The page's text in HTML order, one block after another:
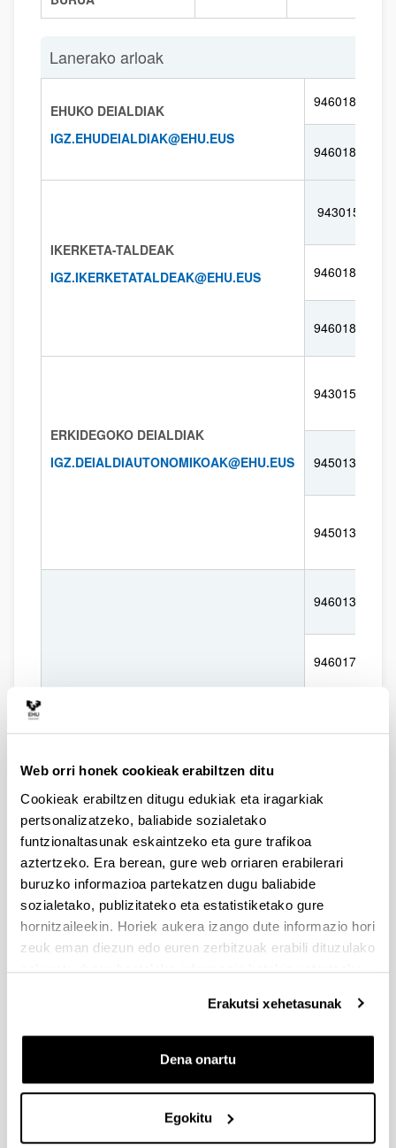
Web orri honek cookieak erabiltzen ditu
Cookieak erabiltzen ditugu edukiak eta iragarkiak
pertsonalizatzeko, baliabide sozialetako
funtzionaltasunak eskaintzeko eta gure trafikoa
aztertzeko. Era berean, gure web orriaren erabilerari
buruzko informazioa partekatzen dugu baliabide
sozialetako, publizitateko eta estatistiketako gure
hornitzaileekin. Horiek aukera izango dute informazio hori
zeuk eman diezun edo euren zerbitzuak erabili dituzulako
eskuratu duten bestelako informazio batekin uztartzeko.
Erakutsi xehetasunak
Dena onartu
Egokitu
Lanerako arloak
EHUKO DEIALDIAK
IGZ.EHUDEIALDIAK@EHU.EUS
946018167
946018166
IKERKETA-TALDEAK
IGZ.IKERKETATALDEAK@EHU.EUS
943015420
946018171
946018360
ERKIDEGOKO DEIALDIAK
IGZ.DEIALDIAUTONOMIKOAK@EHU.EUS
943015180
945013126
945013603
IGZ.ESTATUKODEIALDIAK@EHU.EUS
946013456
946017246
945013421
946013964
946017865
946018168